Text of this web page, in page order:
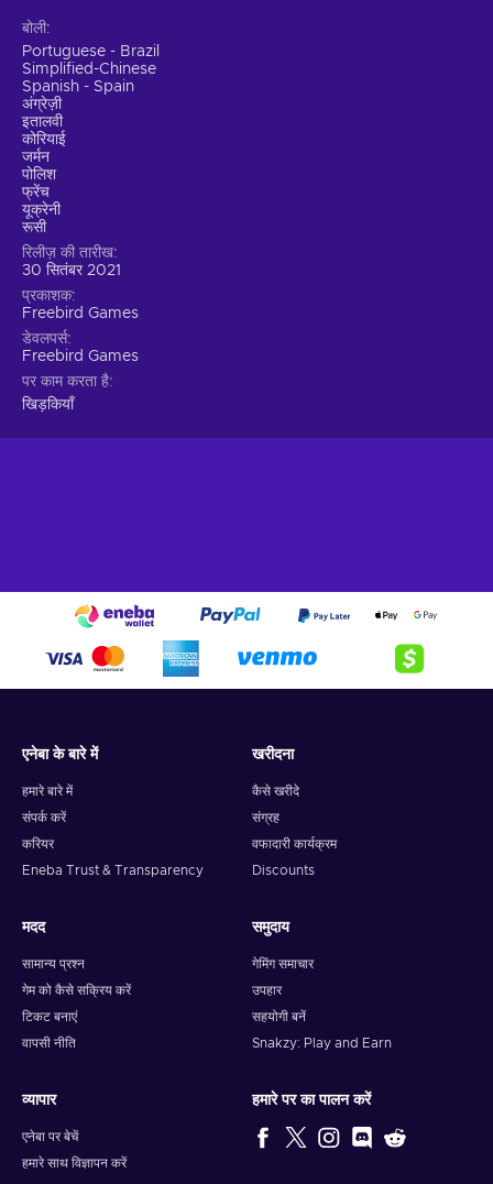
बोली
Portuguese - Brazil
Simplified-Chinese
Spanish - Spain
अंग्रेज़ी
इतालवी
कोरियाई
जर्मन
पोलिश
फ्रेंच
यूक्रेनी
रूसी
रिलीज़ की तारीख
30 सितंबर 2021
प्रकाशक
Freebird Games
डेवलपर्स
Freebird Games
पर काम करता है
खिड़कियाँ
एनेबा के बारे में
हमारे बारे में
संपर्क करें
करियर
Eneba Trust & Transparency
खरीदना
कैसे खरीदे
संग्रह
वफादारी कार्यक्रम
Discounts
मदद
सामान्य प्रश्न
गेम को कैसे सक्रिय करें
टिकट बनाएं
वापसी नीति
समुदाय
गेमिंग समाचार
उपहार
सहयोगी बनें
Snakzy: Play and Earn
व्यापार
एनेबा पर बेचें
हमारे साथ विज्ञापन करें
हमारे पर का पालन करें